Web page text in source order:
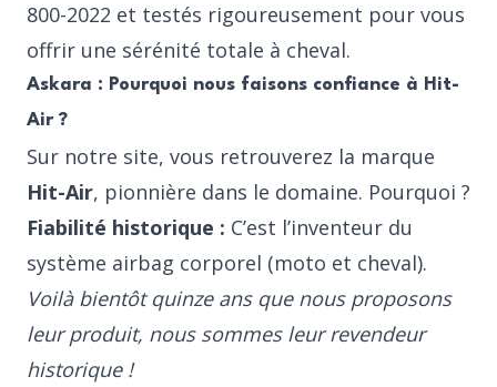
800-2022 et testés rigoureusement pour vous
offrir une sérénité totale à cheval.
Askara : Pourquoi nous faisons confiance à Hit-
Air ?
Sur notre site, vous retrouverez la marque
Hit-Air, pionnière dans le domaine. Pourquoi ?
Fiabilité historique : C’est l’inventeur du
système airbag corporel (moto et cheval).
Voilà bientôt quinze ans que nous proposons
leur produit, nous sommes leur revendeur
historique !